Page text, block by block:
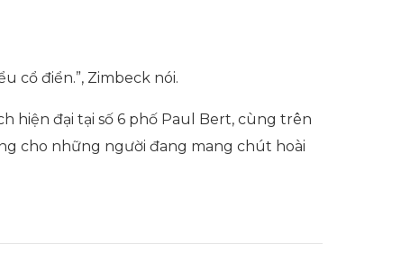
cổ điển.”, Zimbeck nói.
hiện đại tại số 6 phố Paul Bert, cùng trên
cho những người đang mang chút hoài